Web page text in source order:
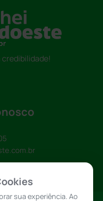
sua experiência. Ao